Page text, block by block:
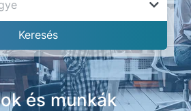
és munkák